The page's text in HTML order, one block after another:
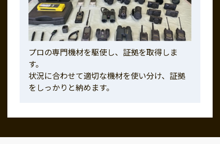
プロの専門機材を駆使し、証拠を取得しま
す。
状況に合わせて適切な機材を使い分け、証拠
をしっかりと納めます。